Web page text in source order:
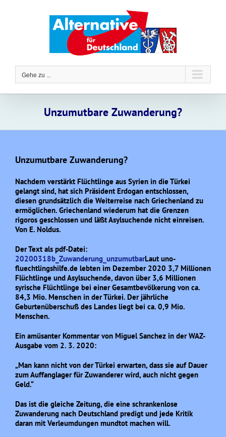
Gehe zu ...
Unzumutbare Zuwanderung?
Unzumutbare Zuwanderung?
Nachdem verstärkt Flüchtlinge aus Syrien in die Türkei
gelangt sind, hat sich Präsident Erdogan entschlossen,
diesen grundsätzlich die Weiterreise nach Griechenland zu
ermöglichen. Griechenland wiederum hat die Grenzen
rigoros geschlossen und läßt Asylsuchende nicht einreisen.
Von E. Noldus.
Der Text als pdf-Datei:
20200318b_Zuwanderung_unzumutbarLaut uno-
fluechtlingshilfe.de lebten im Dezember 2020 3,7 Millionen
Flüchtlinge und Asylsuchende, davon über 3,6 Millionen
syrische Flüchtlinge bei einer Gesamtbevölkerung von ca.
84,3 Mio. Menschen in der Türkei. Der jährliche
Geburtenüberschuß des Landes liegt bei ca. 0,9 Mio.
Menschen.
Ein amüsanter Kommentar von Miguel Sanchez in der WAZ-
Ausgabe vom 2. 3. 2020:
„Man kann nicht von der Türkei erwarten, dass sie auf Dauer
zum Auffanglager für Zuwanderer wird, auch nicht gegen
Geld.“
Das ist die gleiche Zeitung, die eine schrankenlose
Zuwanderung nach Deutschland predigt und jede Kritik
daran mit Verleumdungen mundtot machen will.